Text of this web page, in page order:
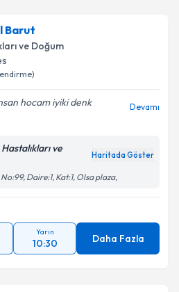
Barut
ve Doğum
hocam iyiki denk
Devamı
ve
Haritada Göster
Daire:1, Kat:1, Olsa plaza,
Yarın
10:30 Daha Fazla